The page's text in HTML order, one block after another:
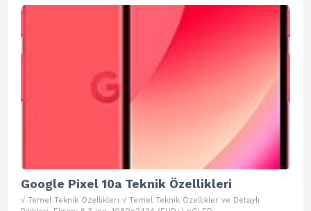
Google Pixel 10a Teknik Özellikleri
√ Temel Teknik Özellikleri √ Temel Teknik Özellikler ve Detaylı